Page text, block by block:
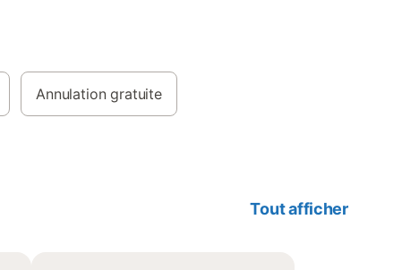
Annulation gratuite
Tout afficher